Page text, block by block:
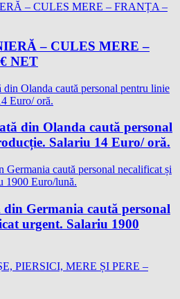
– CULES MERE –
NET
din Olanda caută personal
Salariu 14 Euro/ oră.
din Germania caută personal
urgent. Salariu 1900